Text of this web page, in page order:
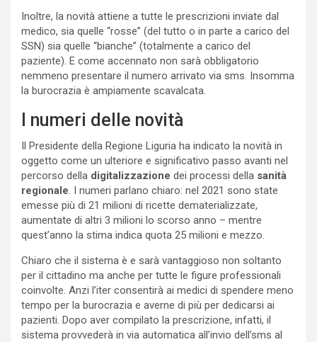
Inoltre, la novità attiene a tutte le prescrizioni inviate dal
medico, sia quelle “rosse” (del tutto o in parte a carico del
SSN) sia quelle “bianche” (totalmente a carico del
paziente). E come accennato non sarà obbligatorio
nemmeno presentare il numero arrivato via sms. Insomma
la burocrazia è ampiamente scavalcata.
I numeri delle novità
Il Presidente della Regione Liguria ha indicato la novità in
oggetto come un ulteriore e significativo passo avanti nel
percorso della digitalizzazione dei processi della sanità
regionale . I numeri parlano chiaro: nel 2021 sono state
emesse più di 21 milioni di ricette dematerializzate,
aumentate di altri 3 milioni lo scorso anno – mentre
quest’anno la stima indica quota 25 milioni e mezzo.
Chiaro che il sistema è e sarà vantaggioso non soltanto
per il cittadino ma anche per tutte le figure professionali
coinvolte. Anzi l’iter consentirà ai medici di spendere meno
tempo per la burocrazia e averne di più per dedicarsi ai
pazienti. Dopo aver compilato la prescrizione, infatti, il
sistema provvederà in via automatica all’invio dell’sms al